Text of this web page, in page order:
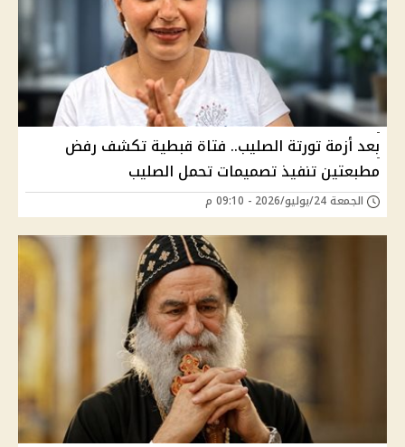
بعد أزمة تورتة الصليب.. فتاة قبطية تكشف رفض
مطبعتين تنفيذ تصميمات تحمل الصليب
الجمعة 24/يوليو/2026 - 09:10 م